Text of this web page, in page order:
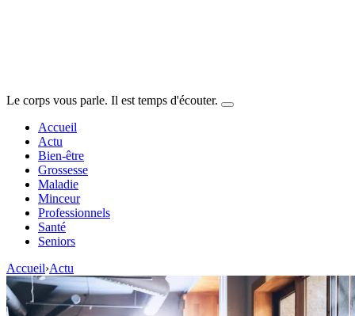
Le corps vous parle. Il est temps d'écouter.
Accueil
Actu
Bien-être
Grossesse
Maladie
Minceur
Professionnels
Santé
Seniors
Accueil›Actu